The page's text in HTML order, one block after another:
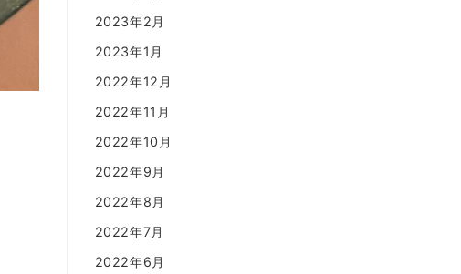
2023年2月
2023年1月
2022年12月
2022年11月
2022年10月
2022年9月
2022年8月
2022年7月
2022年6月